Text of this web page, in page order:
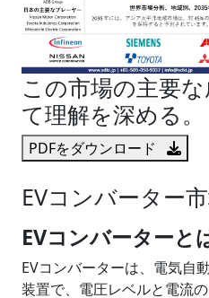
この市場の主要
て理解を深める。
PDFをダウンロード
EVコンバーター
EVコンバーターと
EVコンバーターは、電気自
装置で、電圧レベルと電流